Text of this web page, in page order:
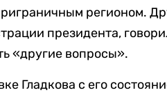
регионом.
президента,
«другие вопросы».
Гладкова с его